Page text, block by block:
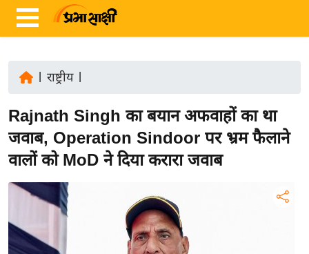
ज़ा
ख
र
य
राष्ट्रीय|
Rajnath Singh का बयान अफवाहों का था
जवाब, Operation Sindoor पर भ्रम फैलाने
वालों को MoD ने दिया करारा जवाब